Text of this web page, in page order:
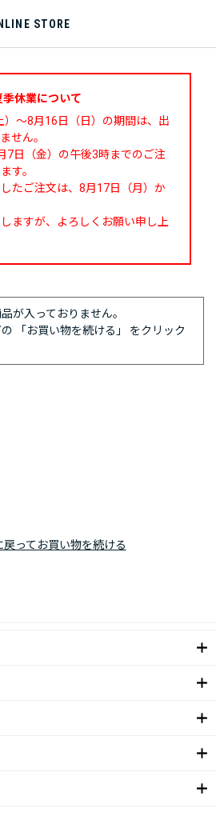
STORE
季休業について
）～8月16日（日）の期間は、出
せん。
7日（金）の午後3時までのご注
す。
たご注文は、8月17日（月）か
ますが、よろしくお願い申し上
が入っておりません。
「お買い物を続ける」 をクリック
戻ってお買い物を続ける